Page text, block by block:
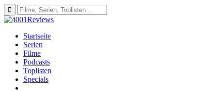
Startseite
Serien
Filme
Podcasts
Toplisten
Specials